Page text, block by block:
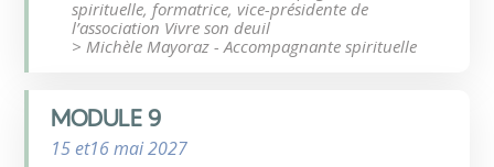
spirituelle, formatrice, vice-présidente de
l’association Vivre son deuil
> Michèle Mayoraz - Accompagnante spirituelle
MODULE 9
15 et16 mai 2027